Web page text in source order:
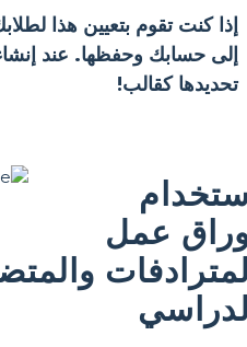
إذا كنت تقوم بتعيين هذا
إلى حسابك وحفظها. عند
تحديدها كقالب!
عمل